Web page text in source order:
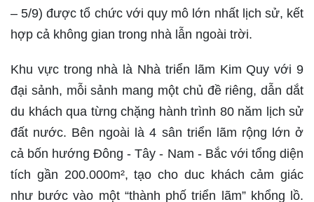
– 5/9) được tổ chức với quy mô lớn nhất lịch sử, kết
hợp cả không gian trong nhà lẫn ngoài trời.
Khu vực trong nhà là Nhà triển lãm Kim Quy với 9
đại sảnh, mỗi sảnh mang một chủ đề riêng, dẫn dắt
du khách qua từng chặng hành trình 80 năm lịch sử
đất nước. Bên ngoài là 4 sân triển lãm rộng lớn ở
cả bốn hướng Đông - Tây - Nam - Bắc với tổng diện
tích gần 200.000m², tạo cho duc khách cảm giác
như bước vào một “thành phố triển lãm” khổng lồ.